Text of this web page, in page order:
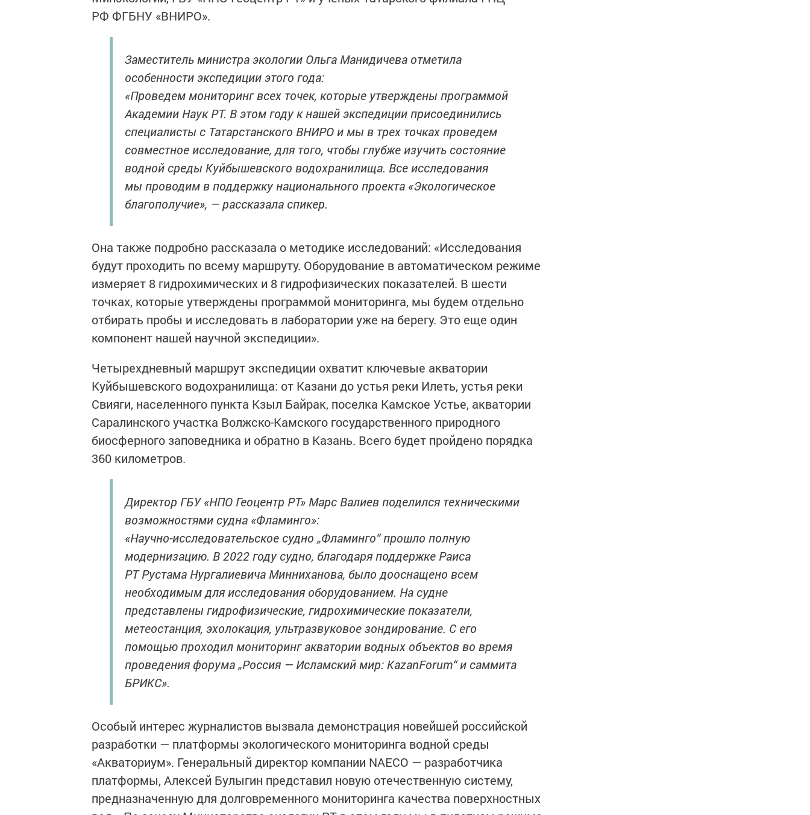
РФ ФГБНУ «ВНИРО».
Заместитель министра экологии Ольга Манидичева отметила
особенности экспедиции этого года:
«Проведем мониторинг всех точек, которые утверждены программой
Академии Наук РТ. В этом году к нашей экспедиции присоединились
специалисты с Татарстанского ВНИРО и мы в трех точках проведем
совместное исследование, для того, чтобы глубже изучить состояние
водной среды Куйбышевского водохранилища. Все исследования
мы проводим в поддержку национального проекта «Экологическое
благополучие», — рассказала спикер.
Она также подробно рассказала о методике исследований: «Исследования
будут проходить по всему маршруту. Оборудование в автоматическом режиме
измеряет 8 гидрохимических и 8 гидрофизических показателей. В шести
точках, которые утверждены программой мониторинга, мы будем отдельно
отбирать пробы и исследовать в лаборатории уже на берегу. Это еще один
компонент нашей научной экспедиции».
Четырехдневный маршрут экспедиции охватит ключевые акватории
Куйбышевского водохранилища: от Казани до устья реки Илеть, устья реки
Свияги, населенного пункта Кзыл Байрак, поселка Камское Устье, акватории
Саралинского участка Волжско-Камского государственного природного
биосферного заповедника и обратно в Казань. Всего будет пройдено порядка
360 километров.
Директор ГБУ «НПО Геоцентр РТ» Марс Валиев поделился техническими
возможностями судна «Фламинго»:
«Научно-исследовательское судно „Фламинго“ прошло полную
модернизацию. В 2022 году судно, благодаря поддержке Раиса
РТ Рустама Нургалиевича Минниханова, было дооснащено всем
необходимым для исследования оборудованием. На судне
представлены гидрофизические, гидрохимические показатели,
метеостанция, эхолокация, ультразвуковое зондирование. С его
помощью проходил мониторинг акватории водных объектов во время
проведения форума „Россия — Исламский мир: КаzanForum“ и саммита
БРИКС».
Особый интерес журналистов вызвала демонстрация новейшей российской
разработки — платформы экологического мониторинга водной среды
«Акваториум». Генеральный директор компании NAECO — разработчика
платформы, Алексей Булыгин представил новую отечественную систему,
предназначенную для долговременного мониторинга качества поверхностных